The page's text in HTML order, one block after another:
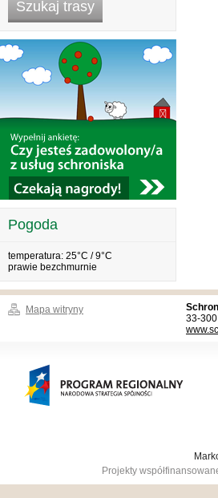
Pogoda
temperatura: 25°C / 9°C
prawie bezchmurnie
Mapa witryny
33-
Projekty